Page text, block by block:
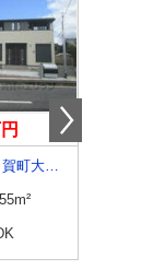
滋賀県甲賀市甲賀町大原中